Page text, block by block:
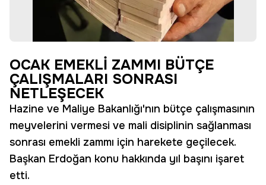
OCAK EMEKLİ ZAMMI BÜTÇE
ÇALIŞMALARI SONRASI
NETLEŞECEK
Hazine ve Maliye Bakanlığı'nın bütçe çalışmasının
meyvelerini vermesi ve mali disiplinin sağlanması
sonrası emekli zammı için harekete geçilecek.
Başkan Erdoğan konu hakkında yıl başını işaret
etti.